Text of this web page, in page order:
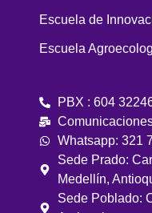
Escuela de
Escuela
PBX : 604
Whatsapp: 321
Sede Prado:
Medellín,
Sede Poblado: